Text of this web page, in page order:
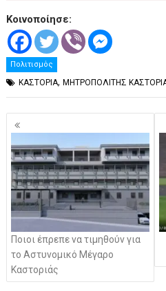
Κοινοποίησε:
Πολιτισμός
ΚΑΣΤΟΡΙΑ,ΜΗΤΡΟΠΟΛΙΤΗΣ
Πλοήγηση
άρθρων
Ποιοι έπρεπε να τιμηθούν για
το Αστυνομικό Μέγαρο
Καστοριάς